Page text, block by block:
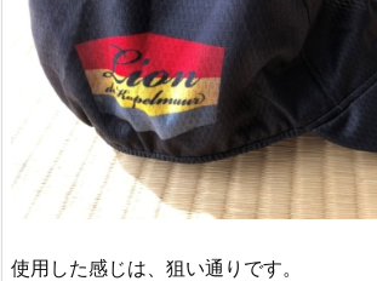
使用した感じは、狙い通りです。